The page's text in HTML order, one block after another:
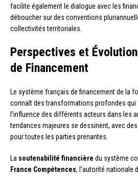
facilite également le dialogue avec les
déboucher sur des conventions
collectivités territoriales.
Perspectives et
de Financement
Le système français de financement de la
connaît des transformations profondes qui
l’influence des différents acteurs dans les
tendances majeures se dessinent, avec
pour toutes les parties prenantes.
La soutenabilité financière du système
France Compétences, l’autorité nationale